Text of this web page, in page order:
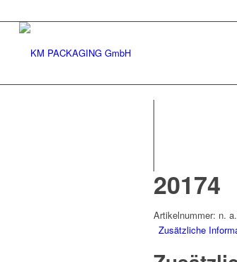
20174
Artikelnummer: n. a.
Zusätzliche